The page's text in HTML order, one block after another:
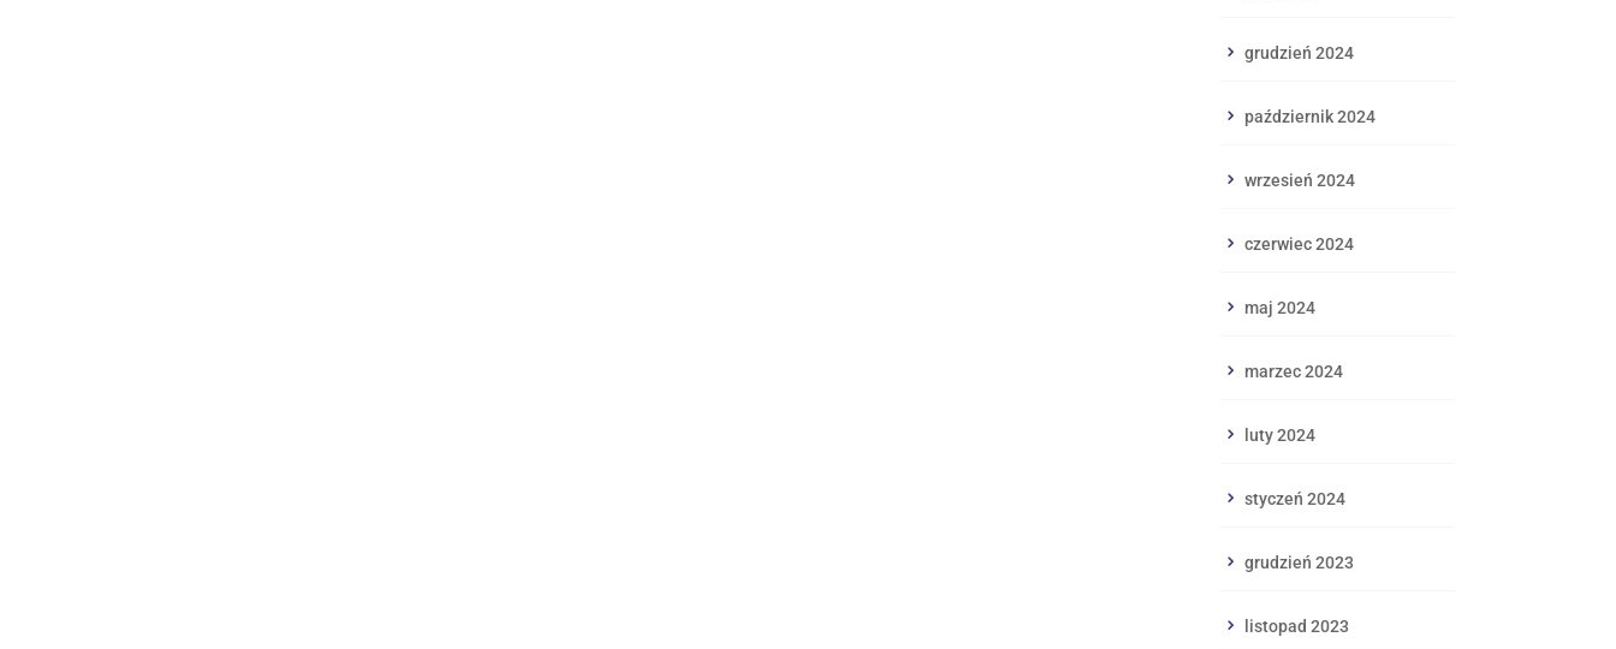
grudzień 2024
październik 2024
wrzesień 2024
czerwiec 2024
maj 2024
marzec 2024
luty 2024
styczeń 2024
grudzień 2023
listopad 2023